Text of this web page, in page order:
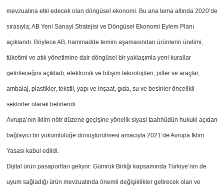
mevzuatına etki edecek olan döngüsel ekonomi. Bu ana tema altında 2020’de
sırasıyla; AB Yeni Sanayi Stratejisi ve Döngüsel Ekonomi Eylem Planı
açıklandı. Böylece AB, hammadde temini aşamasından ürünlerin üretimi,
tüketimi ve atık yönetimine dair döngüsel bir yaklaşımla yeni kurallar
getirileceğini açıkladı, elektronik ve bilişim teknolojileri, piller ve araçlar,
ambalaj, plastikler, tekstil, yapı ve inşaat, gıda, su ve besinler öncelikli
sektörler olarak belirlendi.
Avrupa’nın iklim-nötr düzene geçişine yönelik siyasi taahhüdün hukuki açıdan
bağlayıcı bir yükümlülüğe dönüştürülmesi amacıyla 2021’de Avrupa İklim
Yasası kabul edildi.
Dijital ürün pasaportları geliyor: Gümrük Birliği kapsamında Türkiye’nin de
uyum sağladığı ürün mevzuatında önemli değişiklikler getirecek olan ve